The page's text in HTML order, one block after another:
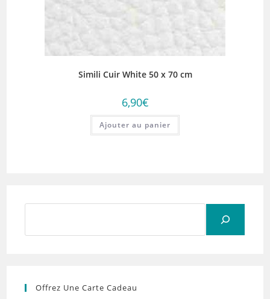
Simili Cuir White 50 x 70 cm
6,90€
Ajouter au panier
Offrez Une Carte Cadeau